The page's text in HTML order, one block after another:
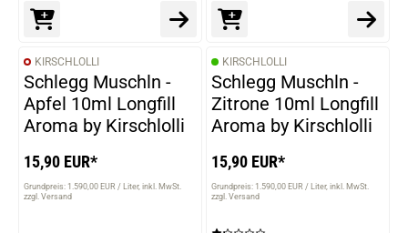
KIRSCHLOLLI
Schlegg Muschln -
Apfel 10ml Longfill
Aroma by Kirschlolli
15,90 EUR*
Grundpreis: 1.590,00 EUR / Liter inkl. MwSt.
zzgl. Versand
KIRSCHLOLLI
Schlegg Muschln -
Zitrone 10ml Longfill
Aroma by Kirschlolli
15,90 EUR*
Grundpreis: 1.590,00 EUR / Liter inkl. MwSt.
zzgl. Versand